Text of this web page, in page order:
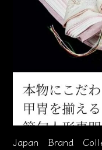
Japan Brand